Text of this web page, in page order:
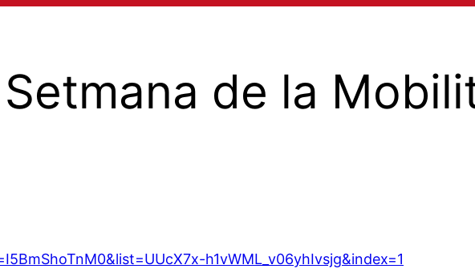
de la
h1vWML_v06yhIvsjg&index=1